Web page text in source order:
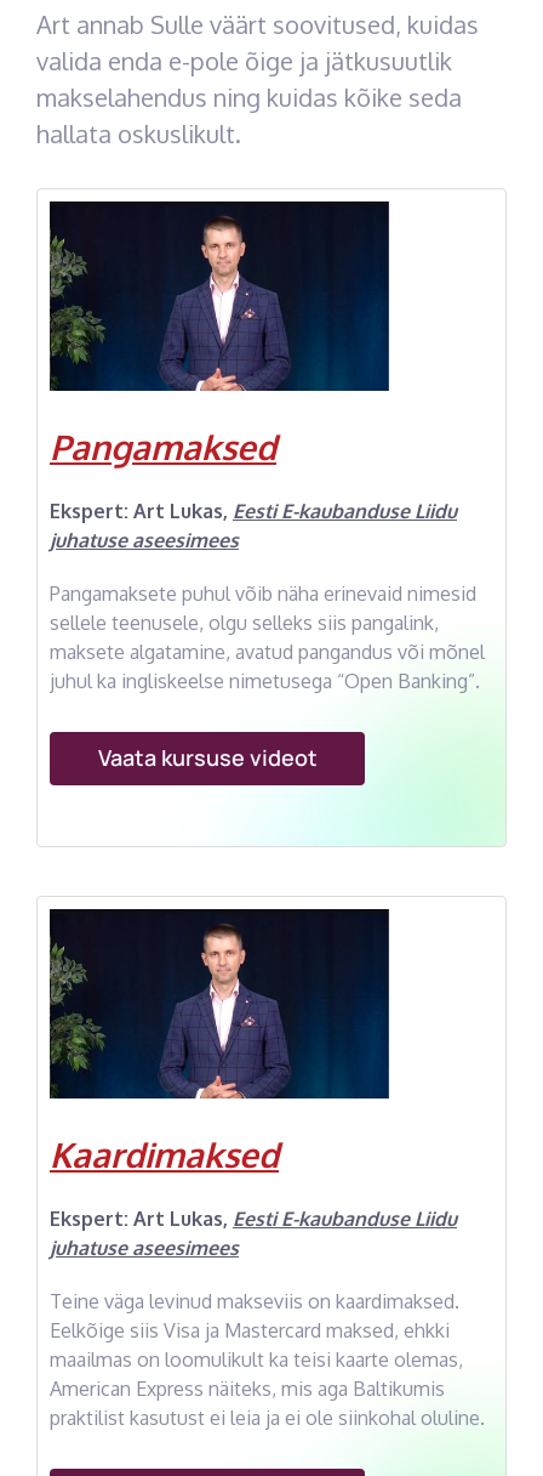
Art annab Sulle väärt soovitused, kuidas
valida enda e-pole õige ja jätkusuutlik
makselahendus ning kuidas kõike seda
hallata oskuslikult.
Pangamaksed
Ekspert: Art Lukas, Eesti E-kaubanduse Liidu
juhatuse aseesimees
Pangamaksete puhul võib näha erinevaid nimesid
sellele teenusele, olgu selleks siis pangalink,
maksete algatamine, avatud pangandus või mõnel
juhul ka ingliskeelse nimetusega “Open Banking”.
Vaata kursuse videot
Kaardimaksed
Ekspert: Art Lukas, Eesti E-kaubanduse Liidu
juhatuse aseesimees
Teine väga levinud makseviis on kaardimaksed.
Eelkõige siis Visa ja Mastercard maksed, ehkki
maailmas on loomulikult ka teisi kaarte olemas,
American Express näiteks, mis aga Baltikumis
praktilist kasutust ei leia ja ei ole siinkohal oluline.